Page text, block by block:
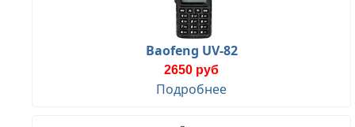
Baofeng UV-82
2650 руб
Подробнее